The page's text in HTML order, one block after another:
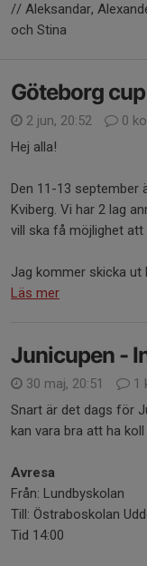
// Aleksandar,
och Stina
Göteborg
2 jun, 20:52
0
Hej alla!
Den 11-13 september
Kviberg. Vi har 2 lag
vill ska få möjlighet att
Jag kommer skicka ut
Läs mer
Junicupen -
30 maj, 20:51
1
Snart är det dags för
kan vara bra att ha koll
Avresa
Från: Lundbyskolan
Till: Östraboskolan
Tid 14:00